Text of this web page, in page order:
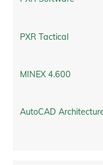
PXR Tactical
MINEX 4.600
AutoCAD